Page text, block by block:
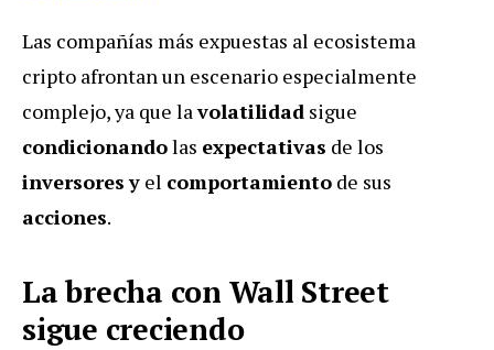
Las compañías más expuestas al ecosistema
cripto afrontan un escenario especialmente
complejo, ya que lavolatilidad sigue
condicionandolas expectativas de los
inversores y el comportamiento de sus
acciones.
La brecha con Wall Street
sigue creciendo